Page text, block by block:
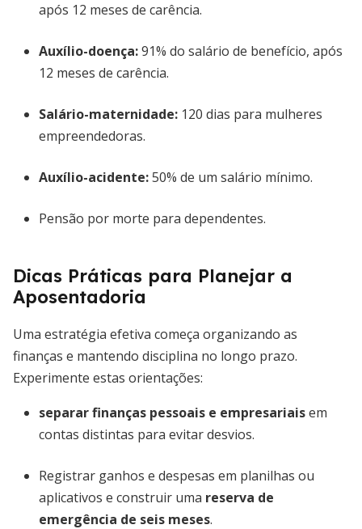
após 12 meses de carência.
Auxílio-doença:91% do salário de benefício, após
12 meses de carência.
Salário-maternidade: 120 dias para mulheres
empreendedoras.
Auxílio-acidente:50% de um salário mínimo.
Pensão por morte para dependentes.
Dicas Práticas para Planejar a
Aposentadoria
Uma estratégia efetiva começa organizando as
finanças e mantendo disciplina no longo prazo.
Experimente estas orientações:
separar finanças pessoais e empresariaisem
contas distintas para evitar desvios.
Registrar ganhos e despesas em planilhas ou
aplicativos e construir uma reserva de
emergência de seis meses.